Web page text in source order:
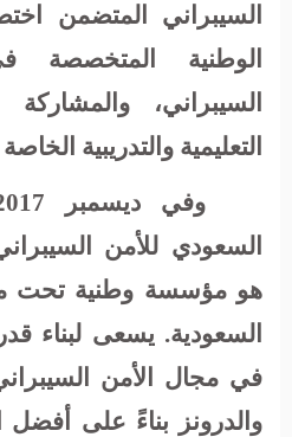
السيبراني المتضمن
الوطنية المتخصصة
السيبراني،
التعليمية والتدريبية
السعودي للأمن
هو مؤسسة وطنية تحت
السعودية. يسعى لبناء
في مجال الأمن
والدرونز بناءً على أفضل